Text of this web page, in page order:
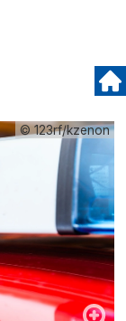
© 123rf/kzenon